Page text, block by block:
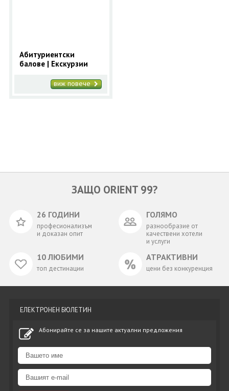
0700 144 34
Абитуриентски
балове | Екскурзии
виж повече
ЗАЩО ORIENT 99?
26 ГОДИНИ
професионализъм
и доказан опит
ГОЛЯМО
разнообразие от
качествени хотели
и услуги
10 ЛЮБИМИ
топ дестинации
АТРАКТИВНИ
цени без конкуренция
ЕЛЕКТРОНЕН БЮЛЕТИН
Абонирайте се за нашите актуални предложения